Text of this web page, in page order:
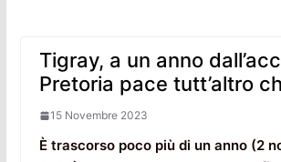
Tigray, a un anno
Pretoria pace tutt’altro
15 Novembre 2023
È trascorso poco più di un anno (2